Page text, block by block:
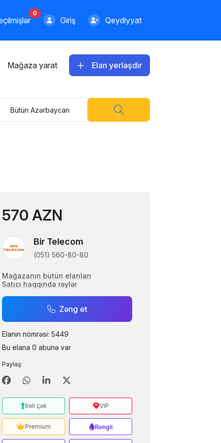
0
Giriş Qeydiyyat
Mağaza yarat Elan yerləşdir
Bütün Azərbaycan
570 AZN
Bir Telecom
(051) 560-80-80
Mağazanın bütün elanları
Satıcı haqqında rəylər
Zəng et
Elanın nömrəsi: 5449
Bu elana 0 abunə var
Paylaş:
İrəli çək VIP
Premium Rəngli